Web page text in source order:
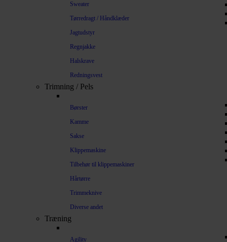
Sweater
Tørredragt / Håndklæder
Jagtudstyr
Regnjakke
Halskrave
Redningsvest
Trimning / Pels
Børster
Kamme
Sakse
Klippemaskine
Tilbehør til klippemaskiner
Hårtørre
Trimmeknive
Diverse andet
Træning
Agility